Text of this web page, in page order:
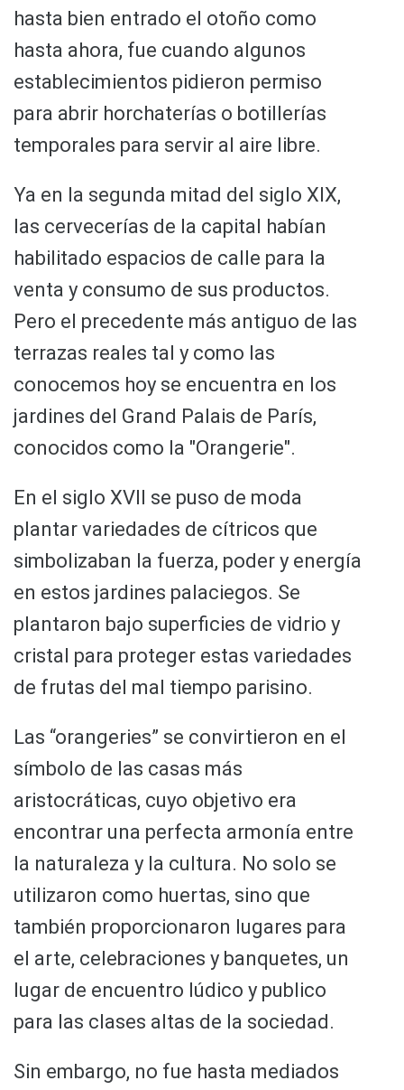
hasta bien entrado el otoño como
hasta ahora, fue cuando algunos
establecimientos pidieron permiso
para abrir horchaterías o botillerías
temporales para servir al aire libre.
Ya en la segunda mitad del siglo XIX,
las cervecerías de la capital habían
habilitado espacios de calle para la
venta y consumo de sus productos.
Pero el precedente más antiguo de las
terrazas reales tal y como las
conocemos hoy se encuentra en los
jardines del Grand Palais de París,
conocidos como la "Orangerie".
En el siglo XVII se puso de moda
plantar variedades de cítricos que
simbolizaban la fuerza, poder y energía
en estos jardines palaciegos. Se
plantaron bajo superficies de vidrio y
cristal para proteger estas variedades
de frutas del mal tiempo parisino.
Las “orangeries” se convirtieron en el
símbolo de las casas más
aristocráticas, cuyo objetivo era
encontrar una perfecta armonía entre
la naturaleza y la cultura. No solo se
utilizaron como huertas, sino que
también proporcionaron lugares para
el arte, celebraciones y banquetes, un
lugar de encuentro lúdico y publico
para las clases altas de la sociedad.
Sin embargo, no fue hasta mediados